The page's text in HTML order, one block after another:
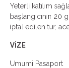
Yeterli katılım
başlangıcının
iptal edilen tur,
VİZE
Umumi